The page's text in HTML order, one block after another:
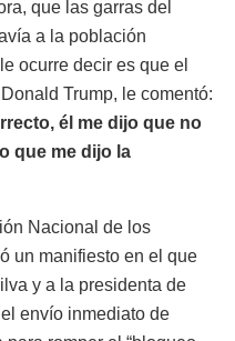
que las garras del
a la población
ocurre decir es que el
Trump, le comentó:
él me dijo que no
que me dijo la
Nacional de los
un manifiesto en el que
y a la presidenta de
envío inmediato de